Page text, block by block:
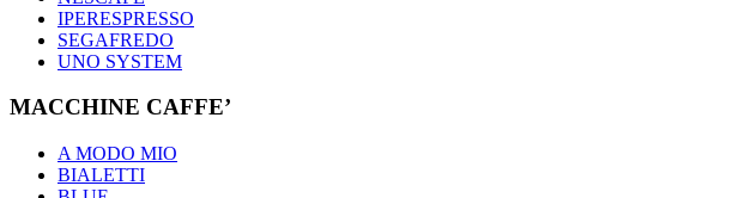
IPERESPRESSO
SEGAFREDO
UNO SYSTEM
MACCHINE CAFFE’
A MODO MIO
BIALETTI